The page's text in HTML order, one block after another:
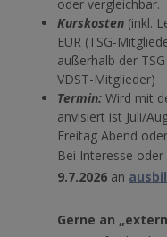
oder vergleichbar.
Kurskosten (inkl.
EUR (TSG-
außerhalb der
VDST-Mitglieder)
Termin: Wird mit
anvisiert ist Juli/
Freitag Abend
Bei Interesse
9.7.2026 an
Gerne an